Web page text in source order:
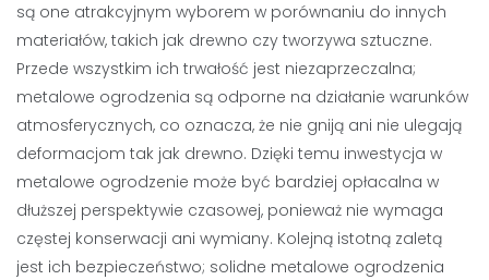
są one atrakcyjnym wyborem w porównaniu do innych
materiałów, takich jak drewno czy tworzywa sztuczne.
Przede wszystkim ich trwałość jest niezaprzeczalna;
metalowe ogrodzenia są odporne na działanie warunków
atmosferycznych, co oznacza, że nie gniją ani nie ulegają
deformacjom tak jak drewno. Dzięki temu inwestycja w
metalowe ogrodzenie może być bardziej opłacalna w
dłuższej perspektywie czasowej, ponieważ nie wymaga
częstej konserwacji ani wymiany. Kolejną istotną zaletą
jest ich bezpieczeństwo; solidne metalowe ogrodzenia